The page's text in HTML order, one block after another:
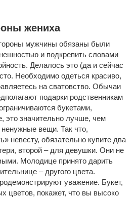
жениха
мужчины обязаны были
и подкрепить словами
Делалось это (да и сейчас
Необходимо одеться красиво,
на сватовство. Обычаи
подарки родственникам
букетами,
это значительно лучше, чем
ненужные вещи. Так что,
невесту, обязательно купите два
второй – для девушки. Они не
Молодице принято дарить
– другого цвета.
уважение. Букет,
цветов, покажет, что вы высоко